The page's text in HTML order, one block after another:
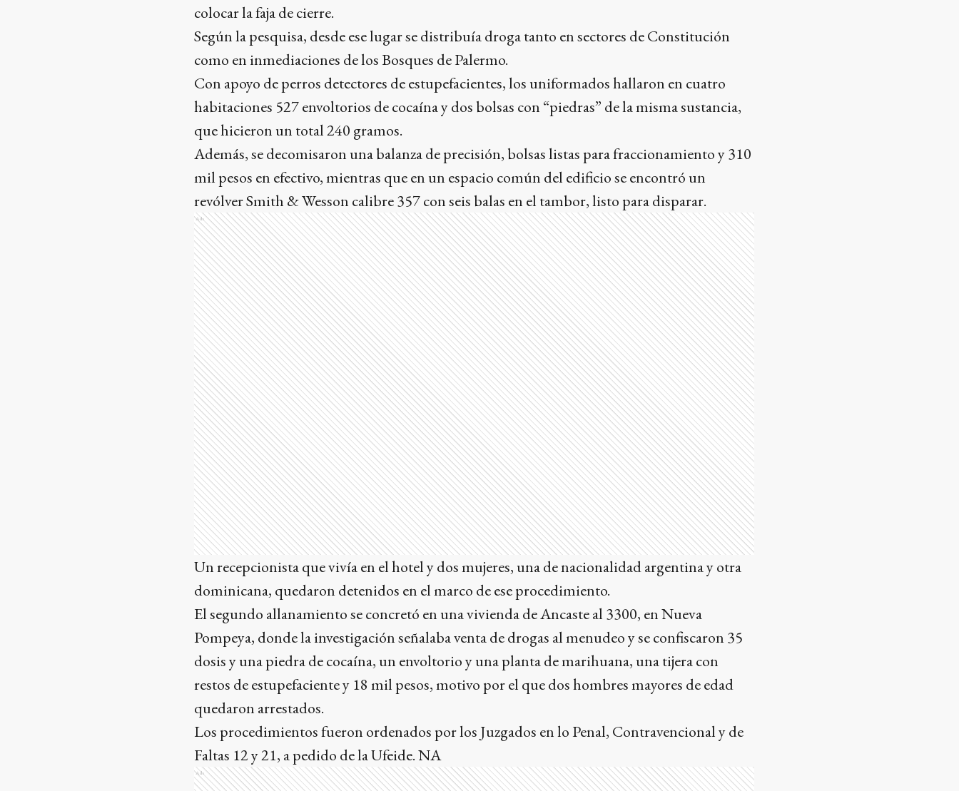
colocar la faja de cierre.
Según la pesquisa, desde ese lugar se distribuía droga tanto en sectores de Constitución
como en inmediaciones de los Bosques de Palermo.
Con apoyo de perros detectores de estupefacientes, los uniformados hallaron en cuatro
habitaciones 527 envoltorios de cocaína y dos bolsas con “piedras” de la misma sustancia,
que hicieron un total 240 gramos.
Además, se decomisaron una balanza de precisión, bolsas listas para fraccionamiento y 310
mil pesos en efectivo, mientras que en un espacio común del edificio se encontró un
revólver Smith & Wesson calibre 357 con seis balas en el tambor, listo para disparar.
Ads
Un recepcionista que vivía en el hotel y dos mujeres, una de nacionalidad argentina y otra
dominicana, quedaron detenidos en el marco de ese procedimiento.
El segundo allanamiento se concretó en una vivienda de Ancaste al 3300, en Nueva
Pompeya, donde la investigación señalaba venta de drogas al menudeo y se confiscaron 35
dosis y una piedra de cocaína, un envoltorio y una planta de marihuana, una tijera con
restos de estupefaciente y 18 mil pesos, motivo por el que dos hombres mayores de edad
quedaron arrestados.
Los procedimientos fueron ordenados por los Juzgados en lo Penal, Contravencional y de
Faltas 12 y 21, a pedido de la Ufeide. NA
Ads